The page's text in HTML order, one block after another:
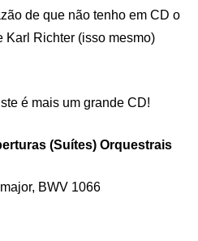
de que não tenho em CD o
Karl Richter (isso mesmo)
é mais um grande CD!
(Suítes) Orquestrais
BWV 1066